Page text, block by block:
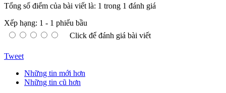
Tổng số điểm của bài viết là: 1 trong 1 đánh giá
Xếp hạng: 1 - 1 phiếu bầu
Click để đánh giá bài viết
Tweet
Những tin mới hơn
Những tin cũ hơn